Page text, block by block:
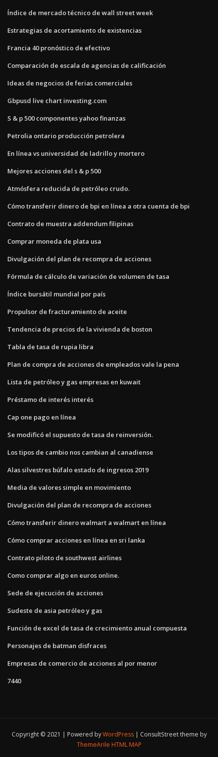
Índice de mercado técnico de wall street week
Estrategias de acortamiento de existencias
Francia 40 pronóstico de efectivo
Comparación de escala de agencias de calificación
Ideas de negocios de ferias comerciales
Gbpusd live chart investing.com
S & p 500 componentes yahoo finanzas
Petrolia ontario producción petrolera
En línea vs universidad de ladrillo y mortero
Mejores acciones del s & p 500
Atmósfera reducida de petróleo crudo.
Cómo transferir dinero de bpi en línea a otra cuenta de bpi
Contrato de muestra addendum filipinas
Comprar moneda de plata usa
Divulgación del plan de recompra de acciones
Fórmula de cálculo de variación de volumen de tasa
Índice bursátil mundial por país
Propulsor de fracturamiento de aceite
Tendencia de precios de la vivienda de boston
Tabla de tasa de rupia libra
Plan de compra de acciones de empleados vale la pena
Lista de petróleo y gas empresas en kuwait
Préstamo de interés interés
Cap one pago en línea
Se modificó el supuesto de tasa de reinversión.
Los tipos de cambio nos cambian al canadiense
Alas silvestres búfalo estado de ingresos 2019
Media de valores simple en movimiento
Divulgación del plan de recompra de acciones
Cómo transferir dinero walmart a walmart en línea
Cómo comprar acciones en línea en sri lanka
Contrato piloto de southwest airlines
Como comprar algo en euros online.
Sede de ejecución de acciones
Sudeste de asia petróleo y gas
Función de excel de tasa de crecimiento anual compuesta
Personajes de batman disfraces
Empresas de comercio de acciones al por menor
7440
Copyright © 2021 | Powered byWordPress
ConsultStreet theme by
ThemeArile HTML MAP